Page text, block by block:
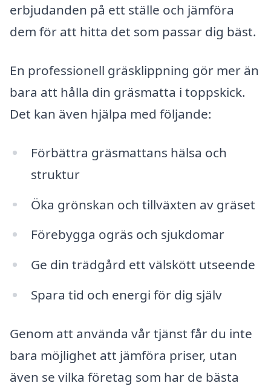
erbjudanden på ett ställe och jämföra
dem för att hitta det som passar dig bäst.
En professionell gräsklippning gör mer än
bara att hålla din gräsmatta i toppskick.
Det kan även hjälpa med följande:
Förbättra gräsmattans hälsa och
struktur
Öka grönskan och tillväxten av gräset
Förebygga ogräs och sjukdomar
Ge din trädgård ett välskött utseende
Spara tid och energi för dig själv
Genom att använda vår tjänst får du inte
bara möjlighet att jämföra priser, utan
även se vilka företag som har de bästa